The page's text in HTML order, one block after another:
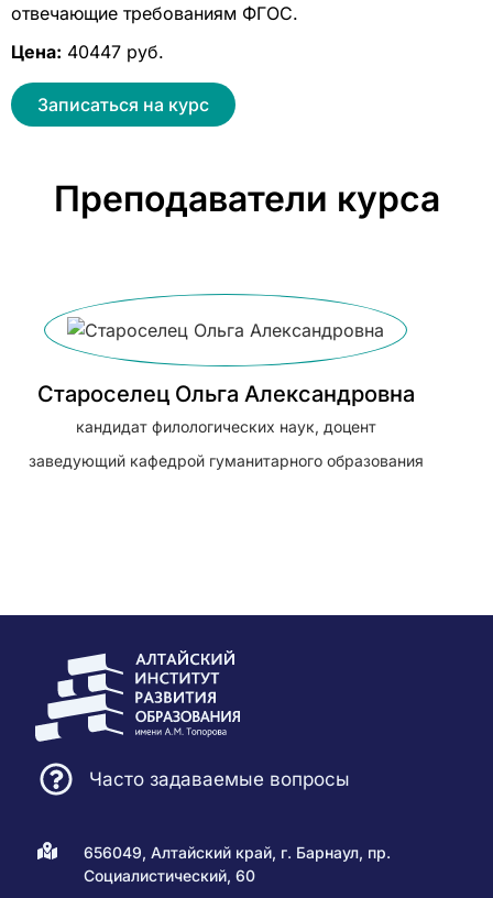
отвечающие требованиям ФГОС.
Цена: 40447 руб.
Записаться на курс
Преподаватели курса
Староселец Ольга Александровна
кандидат филологических наук, доцент
заведующий кафедрой гуманитарного образования
Часто задаваемые вопросы
656049, Алтайский край, г. Барнаул, пр.
Социалистический, 60